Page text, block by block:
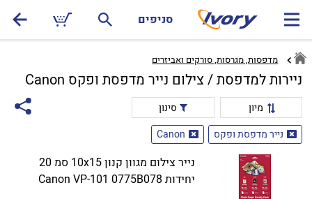
סניפים
מדפסות, מגרסות, סורקים ואביזרים
ניירות למדפסת / צילום נייר מדפסת ופקס Canon
מיון
סינון
נייר מדפסת ופקס
Canon
נייר צילום מגוון קנון 10x15 סמ 20
יחידות Canon VP-101 0775B078